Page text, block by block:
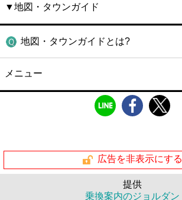
▼地図・タウンガイド
地図・タウンガイドとは?
メニュー
広告を非表示にする
提供
乗換案内のジョルダン